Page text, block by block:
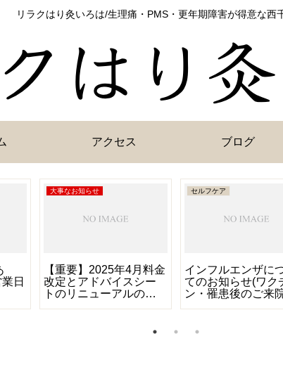
リラクはり灸いろは/生理痛・PMS・更年期障害が得意な西
アクセス ブログ
日
大事なお知らせ
【重要】2025年4月料金
改定とアドバイスシー
トのリニューアルのお
セルフケア
インフルエンザに
てのお知らせ(ワク
ン・罹患後のご来